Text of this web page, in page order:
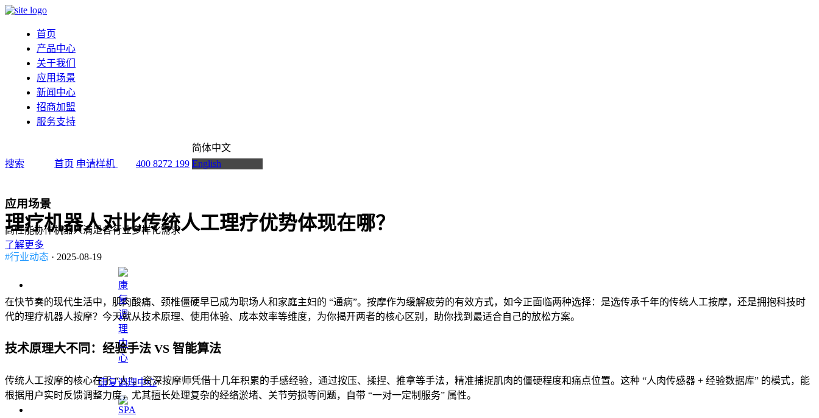
首页
产品中心
关于我们
应用场景
新闻中心
招商加盟
服务支持
搜索 首页 申请样机 400 8272 199
简体中文
English
应用场景
高性能协作机器人满足各行业多样化需求
了解更多
康复调理中心
理疗机器人对比传统人工理疗优势体现在哪？
#行业动态 · 2025-08-19
在快节奏的现代生活中，肌肉酸痛、颈椎僵硬早已成为职场人和家庭主妇的 “通病”。按摩作为缓解疲劳的有效方式，如今正面临两种选择：是选传承千年的传统人工按摩，还是拥抱科技时
代的理疗机器人按摩？今天就从技术原理、使用体验、成本效率等维度，为你揭开两者的核心区别，助你找到最适合自己的放松方案。
技术原理大不同：经验手法 VS 智能算法
传统人工按摩的核心在于 “人”。资深按摩师凭借十几年积累的手感经验，通过按压、揉捏、推拿等手法，精准捕捉肌肉的僵硬程度和痛点位置。这种 “人肉传感器 + 经验数据库” 的模式，能
根据用户实时反馈调整力度，尤其擅长处理复杂的经络淤堵、关节劳损等问题，自带 “一对一定制服务” 属性。